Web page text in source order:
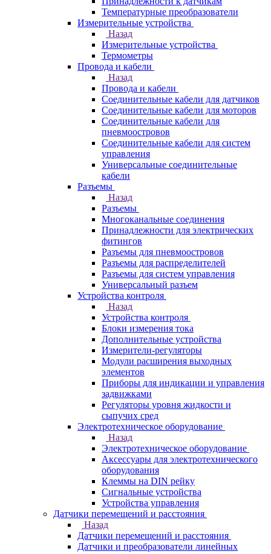
Температурные преобразователи
Измерительные устройства
Назад
Измерительные устройства
Термометры
Провода и кабели
Назад
Провода и кабели
Соединительные кабели для датчиков
Соединительные кабели для моторов
Соединительные кабели для
пневмоостровов
Соединительные кабели для систем
управления
Универсальные соединительные
кабели
Разъемы
Назад
Разъемы
Многоканальные соединения
Принадлежности для электрических
фитингов
Разъемы для пневмоостровов
Разъемы для распределителей
Разъемы для систем управления
Универсальный разъем
Устройства контроля
Назад
Устройства контроля
Блоки измерения тока
Дополнительные устройства
Измерители-регуляторы
Модули расширения выходных
элементов
Приборы для индикации и управления
задвижками
Регуляторы уровня жидкости и
сыпучих сред
Электротехническое оборудование
Назад
Электротехническое оборудование
Аксессуары для электротехнического
оборудования
Клеммы на DIN рейку
Сигнальные устройства
Устройства управления
Датчики перемещений и расстояния
Назад
Датчики перемещений и расстояния
Датчики и преобразователи линейных